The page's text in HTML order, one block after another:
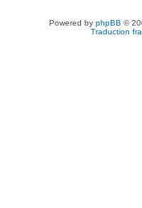
Powered by phpBB ©
Traduction